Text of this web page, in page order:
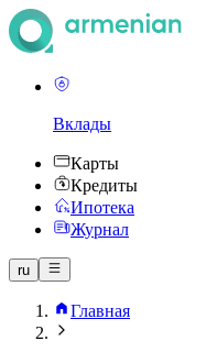
Вклады
Карты
Кредиты
Ипотека
Журнал
ru
Главная